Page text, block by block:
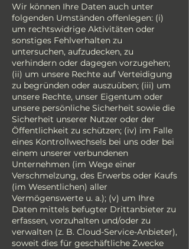
Wir können Ihre Daten auch unter
folgenden Umständen offenlegen: (i)
um rechtswidrige Aktivitäten oder
sonstiges Fehlverhalten zu
untersuchen, aufzudecken, zu
verhindern oder dagegen vorzugehen;
(ii) um unsere Rechte auf Verteidigung
zu begründen oder auszuüben; (iii) um
unsere Rechte, unser Eigentum oder
unsere persönliche Sicherheit sowie die
Sicherheit unserer Nutzer oder der
Öffentlichkeit zu schützen; (iv) im Falle
eines Kontrollwechsels bei uns oder bei
einem unserer verbundenen
Unternehmen (im Wege einer
Verschmelzung, des Erwerbs oder Kaufs
(im Wesentlichen) aller
Vermögenswerte u. a.); (v) um Ihre
Daten mittels befugter Drittanbieter zu
erfassen, vorzuhalten und/oder zu
verwalten (z. B. Cloud-Service-Anbieter),
soweit dies für geschäftliche Zwecke